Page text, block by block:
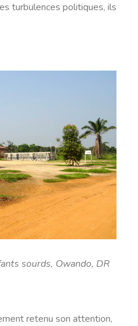
turbulences politiques, ils
sourds, Owando, DR
retenu son attention,